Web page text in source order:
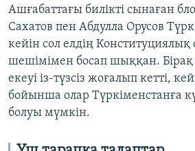
Ашғабаттағы билікті сынаған
Сахатов пен Абдулла Орусов
кейін сол елдің
шешімімен босап шыққан.
екеуі із-түзсіз жоғалып кетті,
бойынша олар Түркіменстанға
болуы мүмкін.